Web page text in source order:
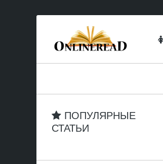
ПОПУЛЯРНЫЕ
СТАТЬИ